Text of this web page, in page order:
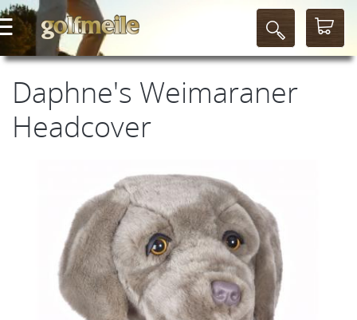
Daphne's Weimaraner
Headcover